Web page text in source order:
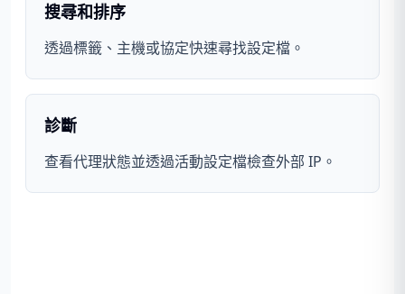
搜尋和排序
透過標籤、主機或協定快速尋找設定檔。
診斷
查看代理狀態並透過活動設定檔檢查外部 IP。